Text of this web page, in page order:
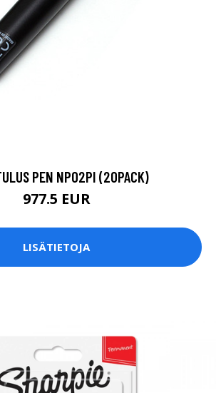
PEN NP02PI (20PACK)
977.5 EUR
LISÄTIETOJA